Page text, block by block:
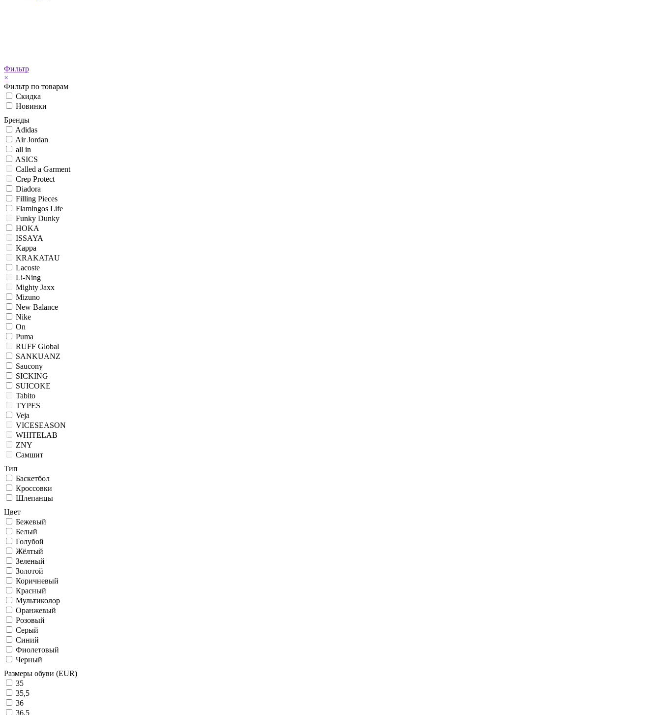
Фильтр
×
Фильтр по товарам
Скидка
Новинки
Бренды
Adidas
Air Jordan
all in
ASICS
Called a Garment
Crep Protect
Diadora
Filling Pieces
Flamingos Life
Funky Dunky
HOKA
ISSAYA
Kappa
KRAKATAU
Lacoste
Li-Ning
Mighty Jaxx
Mizuno
New Balance
Nike
On
Puma
RUFF Global
SANKUANZ
Saucony
SICKING
SUICOKE
Tabito
TYPES
Veja
VICESEASON
WHITELAB
ZNY
Самшит
Тип
Баскетбол
Кроссовки
Шлепанцы
Цвет
Бежевый
Белый
Голубой
Жёлтый
Зеленый
Золотой
Коричневый
Красный
Мультиколор
Оранжевый
Розовый
Серый
Синий
Фиолетовый
Черный
Размеры обуви (EUR)
35
35,5
36
36,5